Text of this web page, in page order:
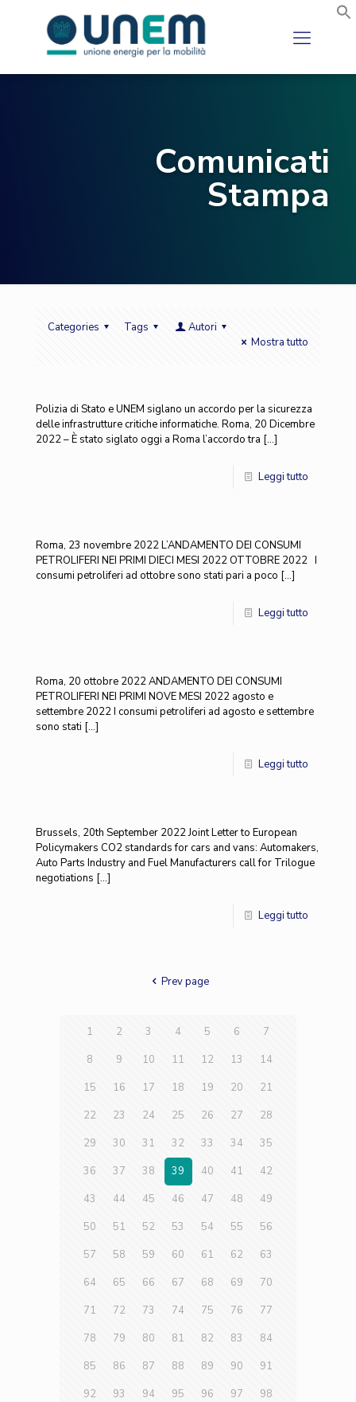
Comunicati
Stampa
Categories Tags
Autori
Mostra tutto
Polizia di Stato e UNEM siglano un accordo per la sicurezza
delle infrastrutture critiche informatiche. Roma, 20 Dicembre
2022 – È stato siglato oggi a Roma l’accordo tra […]
Leggi tutto
Roma, 23 novembre 2022 L’ANDAMENTO DEI CONSUMI
PETROLIFERI NEI PRIMI DIECI MESI 2022 OTTOBRE 2022 I
consumi petroliferi ad ottobre sono stati pari a poco […]
Leggi tutto
Roma, 20 ottobre 2022 ANDAMENTO DEI CONSUMI
PETROLIFERI NEI PRIMI NOVE MESI 2022 agosto e
settembre 2022 I consumi petroliferi ad agosto e settembre
sono stati […]
Leggi tutto
Brussels, 20th September 2022 Joint Letter to European
Policymakers CO2 standards for cars and vans: Automakers,
Auto Parts Industry and Fuel Manufacturers call for Trilogue
negotiations […]
Leggi tutto
Prev page
1 2 3 4 5 6
7
8
9 10 11 12 13
14
15
16 17 18 19 20
21
22
23 24 25 26 27
28
29
30 31 32 33 34
35
36
37 38 39 40 41
42
43
44 45 46 47 48
49
50
51 52 53 54 55
56
57
58 59 60 61 62
63
64
65 66 67 68 69
70
71
72 73 74 75 76
77
78
79 80 81 82 83
84
85
86 87 88 89 90
91
92
93 94 95 96 97
98